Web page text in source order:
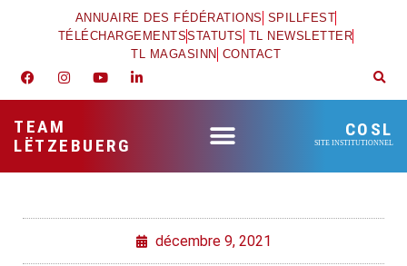
ANNUAIRE DES FÉDÉRATIONS SPILLFEST
TÉLÉCHARGEMENTSSTATUTS TL NEWSLETTER
TL MAGASINN CONTACT
TEAM
LËTZEBUERG
COSL
SITE INSTITUTIONNEL
décembre 9, 2021